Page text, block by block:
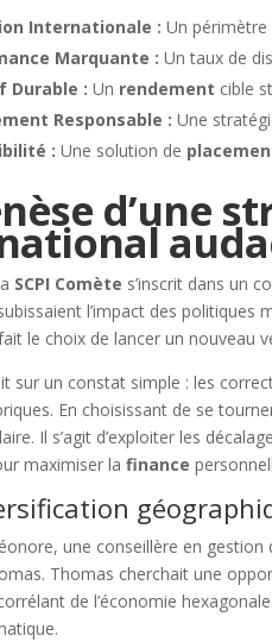
Internationale : Un périmètre
Marquante : Un taux de
Durable : Un rendement cible
Responsable : Une
: Une solution de
d’une
SCPI Comète s’inscrit dans un
l’impact des politiques
le choix de lancer un nouveau
sur un constat simple : les
En choisissant de se
Il s’agit d’exploiter les
maximiser lafinance
une conseillère en gestion
Thomas cherchait une
de l’économie